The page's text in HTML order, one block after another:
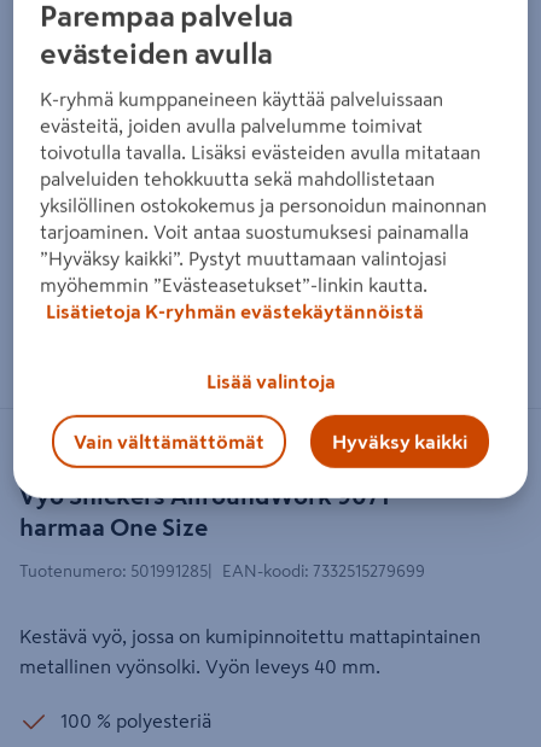
Vyö Snickers AllroundWork 9071
harmaa One Size
SNICKERS WORKWEAR
Tuotenumero: 501991285 EAN-koodi: 7332515279699
Kestävä vyö, jossa on kumipinnoitettu mattapintainen
metallinen vyönsolki. Vyön leveys 40 mm.
100 % polyesteriä
Parempaa palvelua
evästeiden avulla
K-ryhmä kumppaneineen käyttää palveluissaan
evästeitä, joiden avulla palvelumme toimivat
toivotulla tavalla. Lisäksi evästeiden avulla mitataan
palveluiden tehokkuutta sekä mahdollistetaan
yksilöllinen ostokokemus ja personoidun mainonnan
tarjoaminen. Voit antaa suostumuksesi painamalla
”Hyväksy kaikki”. Pystyt muuttamaan valintojasi
myöhemmin ”Evästeasetukset”-linkin kautta.
Lisätietoja K-ryhmän evästekäytännöistä
Lisää valintoja
Vain välttämättömät Hyväksy kaikki